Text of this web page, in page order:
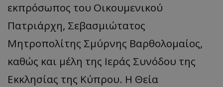
εκπρόσωπος του Οικουμενικού
Πατριάρχη, Σεβασμιώτατος
Μητροπολίτης Σμύρνης Βαρθολομαίος,
καθώς και μέλη της Ιεράς Συνόδου της
Εκκλησίας της Κύπρου. Η Θεία